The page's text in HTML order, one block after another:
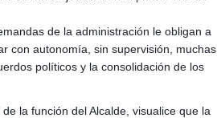
de la administración le obligan a
con autonomía, sin supervisión, muchas
políticos y la consolidación de los
la función del Alcalde, visualice que la